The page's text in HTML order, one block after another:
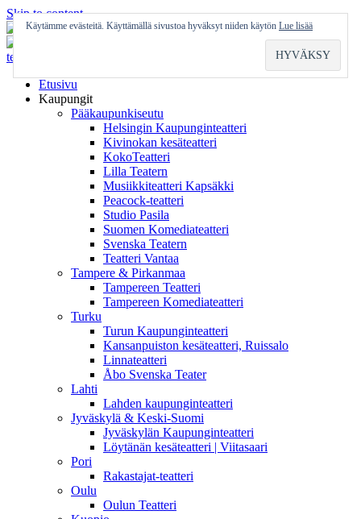
Skip to content
Etusivu
Kaupungit
Pääkaupunkiseutu
Helsingin Kaupunginteatteri
Kivinokan kesäteatteri
KokoTeatteri
Lilla Teatern
Musiikkiteatteri Kapsäkki
Peacock-teatteri
Studio Pasila
Suomen Komediateatteri
Svenska Teatern
Teatteri Vantaa
Tampere & Pirkanmaa
Tampereen Teatteri
Tampereen Komediateatteri
Turku
Turun Kaupunginteatteri
Kansanpuiston kesäteatteri, Ruissalo
Linnateatteri
Åbo Svenska Teater
Lahti
Lahden kaupunginteatteri
Jyväskylä & Keski-Suomi
Jyväskylän Kaupunginteatteri
Löytänän kesäteatteri | Viitasaari
Pori
Rakastajat-teatteri
Oulu
Oulun Teatteri
Käytämme evästeitä. Käyttämällä sivustoa hyväksyt niiden käytön Lue lisää